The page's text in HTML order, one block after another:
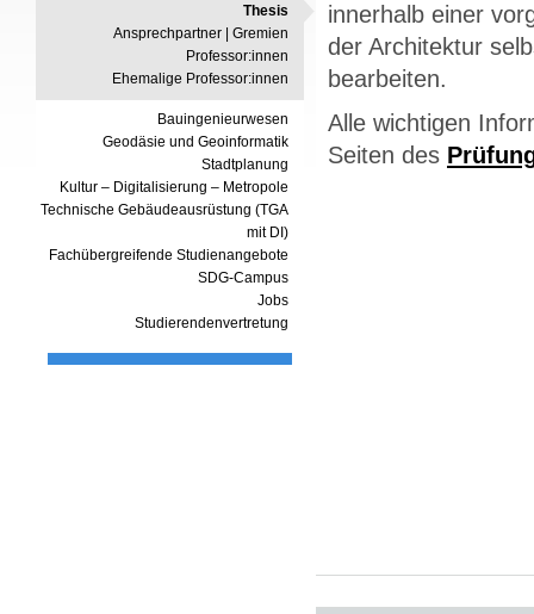
Thesis
Ansprechpartner | Gremien
Professor:innen
Ehemalige Professor:innen
Bauingenieurwesen
Geodäsie und Geoinformatik
Stadtplanung
Kultur – Digitalisierung – Metropole
Technische Gebäudeausrüstung (TGA
mit DI)
Fachübergreifende Studienangebote
SDG-Campus
Jobs
Studierendenvertretung
innerhalb einer
der Architektur
bearbeiten.
Alle wichtigen
Seiten des